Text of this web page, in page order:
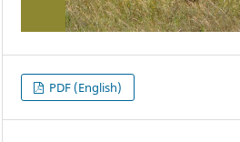
PDF (English)